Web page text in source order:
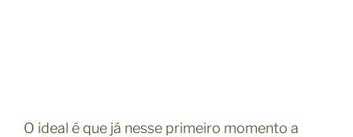
O ideal é que já nesse primeiro momento a